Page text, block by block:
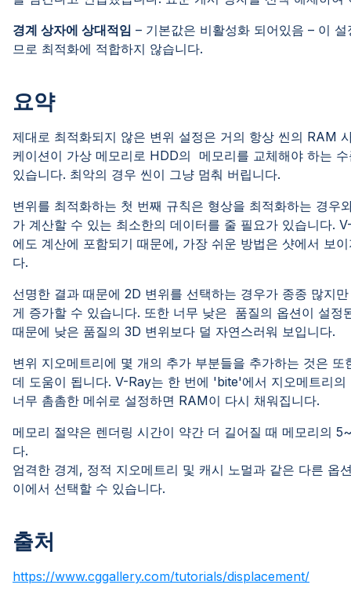
경계 상자에 상대적임 – 기본값은 비활성화 되어있음 – 이
므로 최적화에 적합하지 않습니다.
요약
제대로 최적화되지 않은 변위 설정은 거의 항상 씬의 RAM
케이션이 가상 메모리로 HDD의 메모리를 교체해야 하는
있습니다. 최악의 경우 씬이 그냥 멈춰 버립니다.
변위를 최적화하는 첫 번째 규칙은 형상을 최적화하는 경우
가 계산할 수 있는 최소한의 데이터를 줄 필요가 있습니다.
에도 계산에 포함되기 때문에, 가장 쉬운 방법은 샷에서 보
다.
선명한 결과 때문에 2D 변위를 선택하는 경우가 종종 많지
게 증가할 수 있습니다. 또한 너무 낮은 품질의 옵션이 설
때문에 낮은 품질의 3D 변위보다 덜 자연스러워 보입니다.
변위 지오메트리에 몇 개의 추가 부분들을 추가하는 것은
데 도움이 됩니다. V-Ray는 한 번에 'bite'에서 지오메트리
너무 촘촘한 메쉬로 설정하면 RAM이 다시 채워집니다.
메모리 절약은 렌더링 시간이 약간 더 길어질 때 메모리의
다.
엄격한 경계, 정적 지오메트리 및 캐시 노멀과 같은 다른 옵
이에서 선택할 수 있습니다.
출처
https://www.cggallery.com/tutorials/displacement/